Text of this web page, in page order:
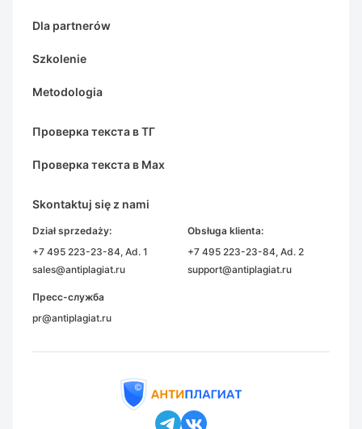
Dla partnerów
Szkolenie
Metodologia
Проверка текста в ТГ
Проверка текста в Max
Skontaktuj się z nami
Dział sprzedaży:
+7 495 223-23-84, Ad. 1
sales@antiplagiat.ru
Obsługa klienta:
+7 495 223-23-84, Ad. 2
support@antiplagiat.ru
Пресс-служба
pr@antiplagiat.ru